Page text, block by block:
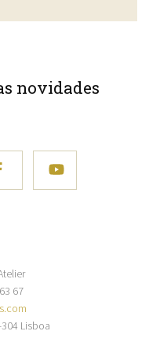
novidades
67
Lisboa